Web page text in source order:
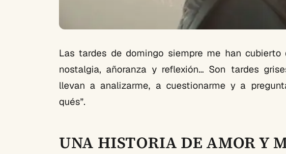
Las tardes de domingo siempre me han
nostalgia, añoranza y reflexión… Son tardes
llevan a analizarme, a cuestionarme y a
qués”.
UNA HISTORIA DE AMOR Y